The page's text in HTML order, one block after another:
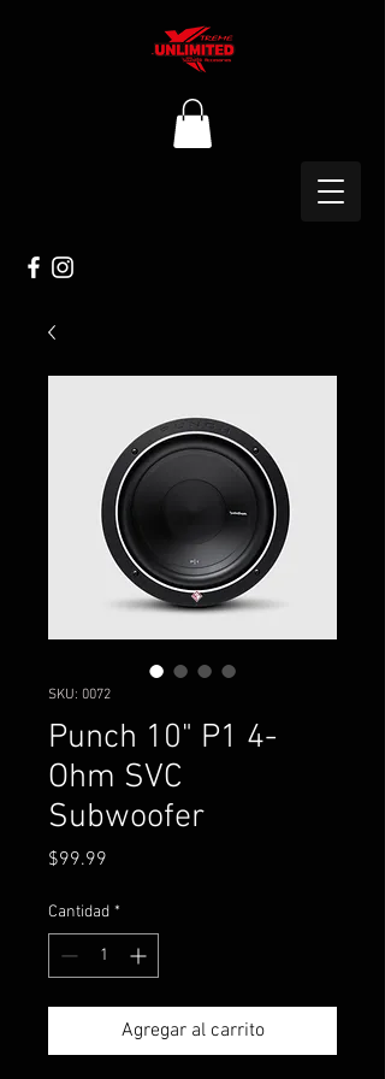
SKU: 0072
Punch 10" P1 4-
Ohm SVC
Subwoofer
$99.99
Cantidad *
Agregar al carrito